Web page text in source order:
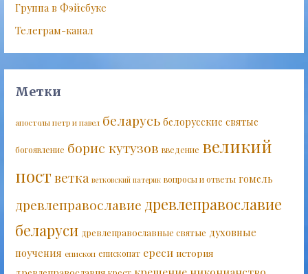
Группа в Фэйсбуке
Телеграм-канал
Метки
апостолы петр и павел беларусь белорусские святые
богоявление борис кутузов введение великий
постветка ветковский патерик вопросы и ответы гомель
древлеправославие древлеправославие
беларуси древлеправославные святые духовные
поучения епископ епископат ереси история